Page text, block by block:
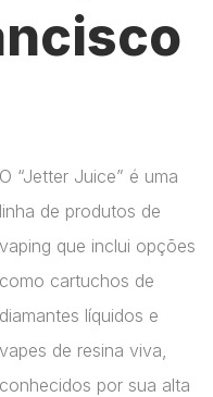
O “Jetter Juice” é uma
linha de produtos de
vaping que inclui opções
como cartuchos de
diamantes líquidos e
vapes de resina viva,
conhecidos por sua alta